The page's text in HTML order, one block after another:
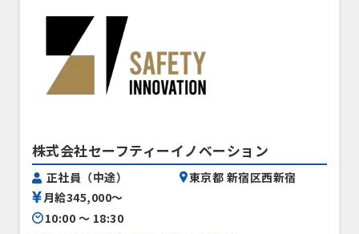
株式会社セーフティーイノベーション
正社員（中途）
月給345,000〜
10:00 〜 18:30
東京都 新宿区西新宿